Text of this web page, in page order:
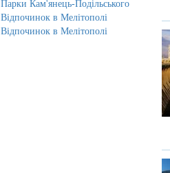
Парки Кам'янець-Подільського
Відпочинок в Мелітополі
Відпочинок в Мелітополі